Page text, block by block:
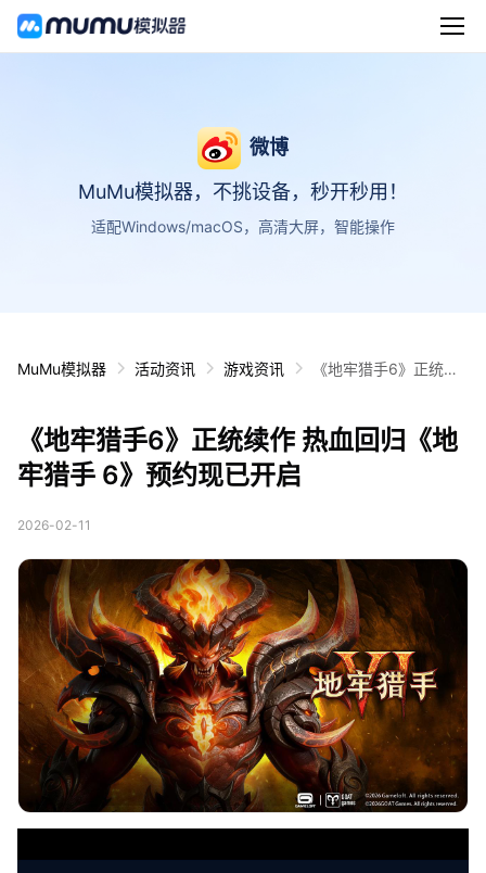
微博
MuMu模拟器，不挑设备，秒开秒用！
适配Windows/macOS，高清大屏，智能操作
MuMu模拟器 活动资讯 游戏资讯
《地牢猎手6》正统续
《地牢猎手6》正统续作 热血回归《地
牢猎手 6》预约现已开启
2026-02-11